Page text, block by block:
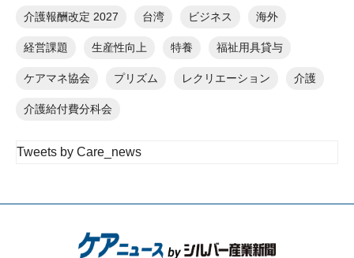
介護報酬改定 2027 台湾 ビジネス 海外
経営課題 生産性向上 特養 福祉用具貸与
ケアマネ協会 プリズム レクリエーション 介護
介護給付費分科会
Tweets by Care_news